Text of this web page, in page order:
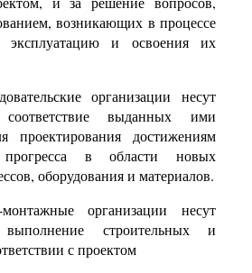
возникающих в процессе
и освоения их
организации несут
соответствие выданных ими
проектирования достижениям
прогресса в области новых
оборудования и материалов.
монтажные организации несут
выполнение строительных и
с проектом